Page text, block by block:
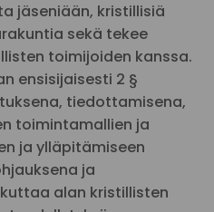
jäseniään, kristillisiä
sekä tekee
toimijoiden kanssa.
ensisijaisesti 2 §
tiedottamisena,
toimintamallien ja
ja ylläpitämiseen
ja
alan kristillisten